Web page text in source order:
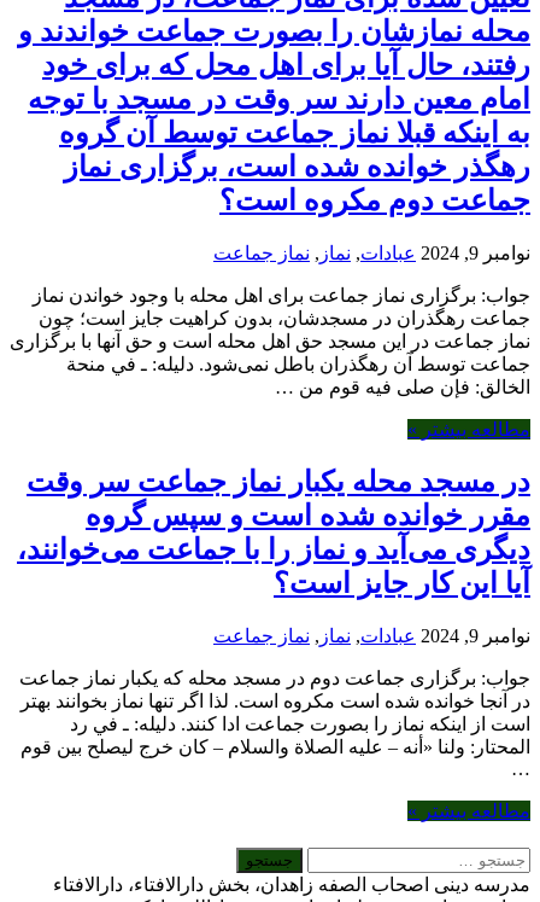
نمازشان را بصورت جماعت خواندند و
حال آیا برای اهل محل که برای خود
معین دارند سر وقت در مسجد با توجه
اینکه قبلا نماز جماعت توسط آن گروه
خوانده شده است، برگزاری نماز
دوم مکروه است؟
9, 2024 عبادات ,نماز,نماز جماعت
برگزاری نماز جماعت برای اهل محله با وجود خواندن نماز
رهگذران در مسجدشان، بدون کراهیت جایز است؛ چون
جماعت در این مسجد حق اهل محله است و حق آنها با برگزاری
توسط آن رهگذران باطل نمی‌شود. دلیله: ـ في منحة
فإن صلى فيه قوم من …
بیشتر »
مسجد محله یکبار نماز جماعت سر وقت
خوانده شده است و سپس گروه
می‌آید و نماز را با جماعت می‌خوانند،
این کار جایز است؟
9, 2024 عبادات ,نماز,نماز جماعت
برگزاری جماعت دوم در مسجد محله که یکبار نماز جماعت
آنجا خوانده شده است مکروه است. لذا اگر تنها نماز بخوانند بهتر
از اینکه نماز را بصورت جماعت ادا کنند. دلیله: ـ في رد
ولنا «أنه – عليه الصلاة والسلام – كان خرج ليصلح بين قوم
بیشتر »
دینی اصحاب الصفه زاهدان، بخش دارالافتاء، دارالافتاء